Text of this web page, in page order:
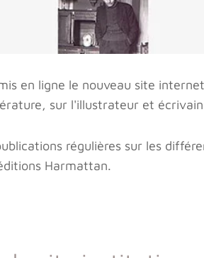
en ligne le nouveau site
sur l'illustrateur et
régulières sur les
Harmattan.